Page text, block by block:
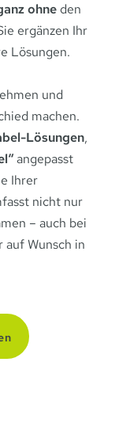
ohneden
ergänzen Ihr
Lösungen.
und
machen.
Lösungen,
angepasst
Ihrer
nicht nur
– auch bei
Wunsch in